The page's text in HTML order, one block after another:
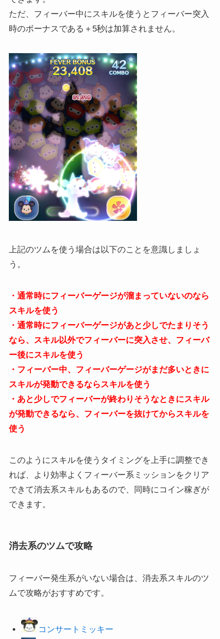
ただ、フィーバー中にスキルを使うとフィーバー突入
時のボーナスである＋5秒は加算されません。
上記のツムを使う場合は以下のことを意識しましょ
う。
・通常時にフィーバーゲージが溜まっていないのなら
スキルを使う
・通常時にフィーバーゲージがあと少しでたまりそう
なら、スキル以外でフィーバーに突入させ、フィーバ
ー後にスキルを使う
・フィーバー中、フィーバーゲージがまだ多いときに
スキルが発動できるならスキルを使う
・あと少しでフィーバーが終わりそうなときにスキル
が発動できるなら、フィーバーを抜けてからスキルを
使う
このようにスキルを使うタイミングを上手に調整でき
れば、より効率よくフィーバー系ミッションをクリア
できて消去系スキルもあるので、同時にコイン稼ぎが
できます。
消去系のツムで攻略
フィーバー発生系がいない場合は、消去系スキルのツ
ムで攻略がおすすめです。
コンサートミッキー